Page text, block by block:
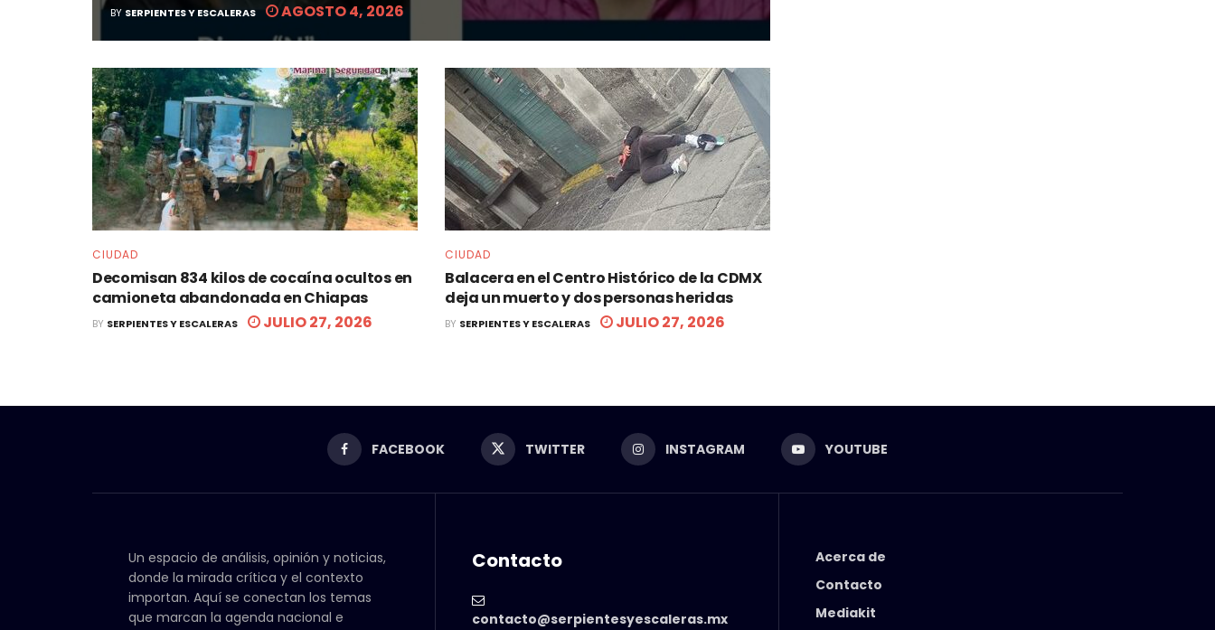
BY SERPIENTES Y ESCALERAS AGOSTO 4, 2026
CIUDAD
Decomisan 834 kilos de cocaína ocultos en
camioneta abandonada en Chiapas
BY SERPIENTES Y ESCALERAS JULIO 27, 2026
CIUDAD
Balacera en el Centro Histórico de la CDMX
deja un muerto y dos personas heridas
BY SERPIENTES Y ESCALERAS JULIO 27, 2026
FACEBOOK TWITTER INSTAGRAM YOUTUBE
Un espacio de análisis, opinión y noticias,
donde la mirada crítica y el contexto
importan. Aquí se conectan los temas
que marcan la agenda nacional e
Contacto
contacto@serpientesyescaleras.mx
Acerca de
Contacto
Mediakit